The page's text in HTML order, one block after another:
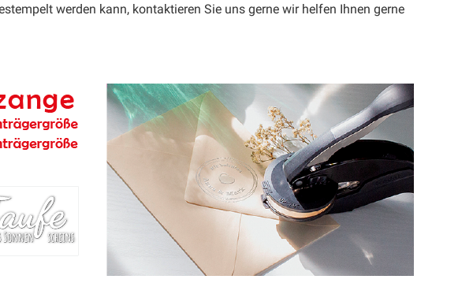
werden kann, kontaktieren Sie uns gerne wir helfen Ihnen gerne